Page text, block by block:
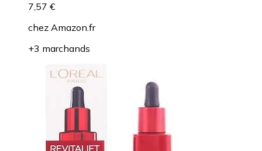
7,57 €
chez Amazon.fr
+3 marchands